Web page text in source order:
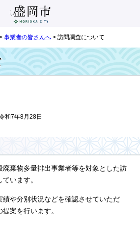
事業者の皆さんへ > 訪問調査について
和7年8月28日
廃棄物多量排出事業者等を対象とした訪
います。
績や分別状況などを確認させていただ
案を行います。